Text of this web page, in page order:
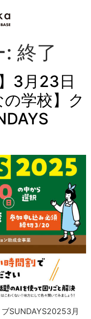
: 終了
3月23日
の学校】ク
SUNDAYS20253月